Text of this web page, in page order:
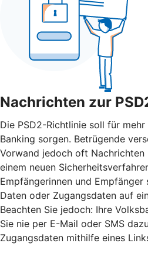
Nachrichten zur
Die PSD2-Richtlinie soll für
Banking sorgen. Betrügende
Vorwand jedoch oft
einem neuen
Empfängerinnen und
Daten oder Zugangsdaten auf
Beachten Sie jedoch: Ihre
Sie nie per E-Mail oder SMS
Zugangsdaten mithilfe eines